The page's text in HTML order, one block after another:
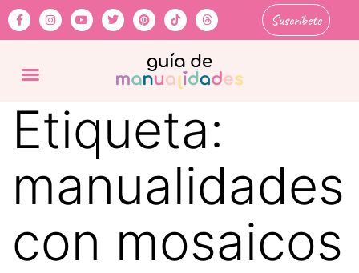
Suscríbete
Etiqueta:
manualidades
con mosaicos